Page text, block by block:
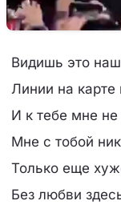
Видишь это
Линии на карте
И к тебе мне
Мне с тобой
Только еще
Без любви